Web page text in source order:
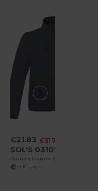
€21.83 €31.75
SOL'S 03107
+3 Kleuren